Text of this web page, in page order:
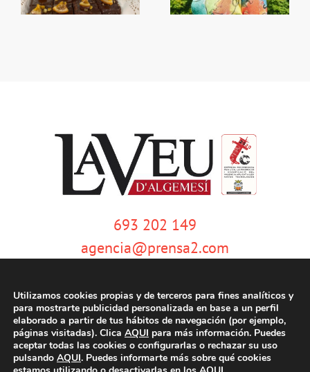
693 202 149
agencia@prensa2.com
© Copyright 2020 | La Veu d'Algemesí | Tots els drets reservats |
Utilizamos cookies propias y de terceros para fines analíticos y
para mostrarte publicidad personalizada en base a un perfil
elaborado a partir de tus hábitos de navegación (por ejemplo,
páginas visitadas). Clica AQUI para más información. Puedes
aceptar todas las cookies o configurarlas o rechazar su uso
pulsando AQUI. Puedes informarte más sobre qué cookies